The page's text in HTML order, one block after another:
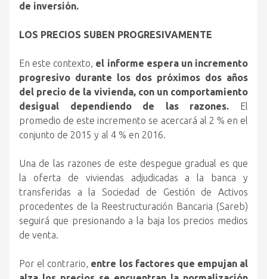
de inversión.
LOS PRECIOS SUBEN PROGRESIVAMENTE
En este contexto, el informe espera un incremento
progresivo durante los dos próximos dos años
del precio de la vivienda, con un comportamiento
desigual dependiendo de las razones. El
promedio de este incremento se acercará al 2 % en el
conjunto de 2015 y al 4 % en 2016.
Una de las razones de este despegue gradual es que
la oferta de viviendas adjudicadas a la banca y
transferidas a la Sociedad de Gestión de Activos
procedentes de la Reestructuración Bancaria (Sareb)
seguirá que presionando a la baja los precios medios
de venta.
Por el contrario, entre los factores que empujan al